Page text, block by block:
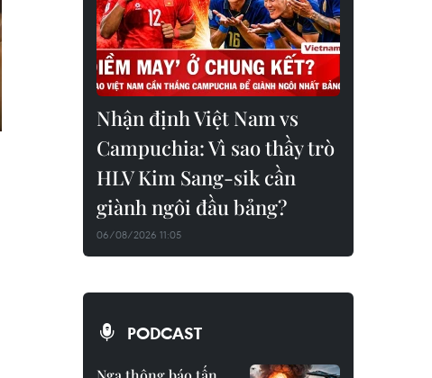
Nhận định Việt Nam vs
Campuchia: Vì sao thầy trò
HLV Kim Sang-sik cần
giành ngôi đầu bảng?
06/08/2026 11:05
PODCAST